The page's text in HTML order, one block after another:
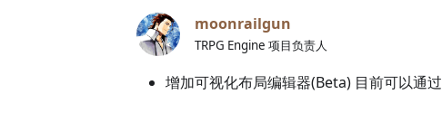
moonrailgun
TRPG Engine 项目负责人
增加可视化布局编辑器(Beta) 目前可以通过